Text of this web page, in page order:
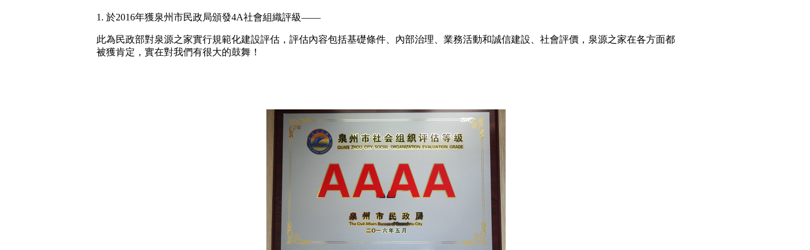
1. 於2016年獲泉州市民政局頒發4A社會組織評級——
此為民政部對泉源之家實行規範化建設評估，評估內容包括基礎條件、內部治理、業務活動和誠信建設、社會評價，泉源之家在各方面都
被獲肯定，實在對我們有很大的鼓舞！